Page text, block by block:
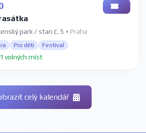
park / stan č. 5 • Praha
Pro děti Festival
volných míst
celý kalendář